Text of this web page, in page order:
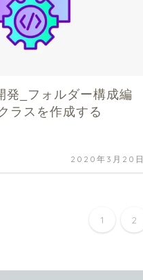
発_フォルダー構成編
ラスを作成する
2020年3月20日
1 2